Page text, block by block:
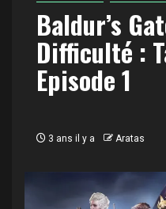
Baldur’s
Difficulté :
Episode 1
3 ans il y a Aratas